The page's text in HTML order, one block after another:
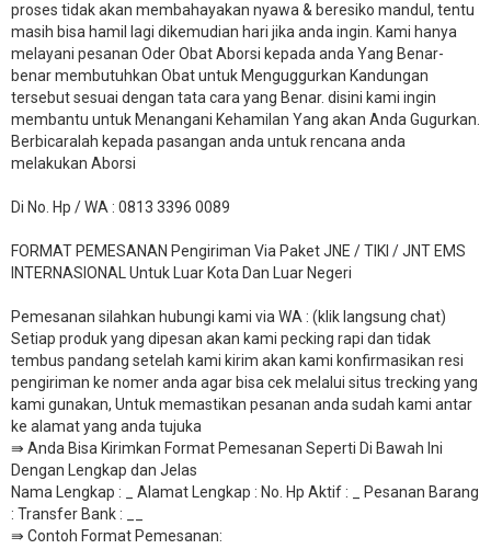
proses tidak akan membahayakan nyawa & beresiko mandul, tentu
masih bisa hamil lagi dikemudian hari jika anda ingin. Kami hanya
melayani pesanan Oder Obat Aborsi kepada anda Yang Benar-
benar membutuhkan Obat untuk Menguggurkan Kandungan
tersebut sesuai dengan tata cara yang Benar. disini kami ingin
membantu untuk Menangani Kehamilan Yang akan Anda Gugurkan.
Berbicaralah kepada pasangan anda untuk rencana anda
melakukan Aborsi
Di No. Hp / WA : 0813 3396 0089
FORMAT PEMESANAN Pengiriman Via Paket JNE / TIKI / JNT EMS
INTERNASIONAL Untuk Luar Kota Dan Luar Negeri
Pemesanan silahkan hubungi kami via WA : (klik langsung chat)
Setiap produk yang dipesan akan kami pecking rapi dan tidak
tembus pandang setelah kami kirim akan kami konfirmasikan resi
pengiriman ke nomer anda agar bisa cek melalui situs trecking yang
kami gunakan, Untuk memastikan pesanan anda sudah kami antar
ke alamat yang anda tujuka
⇛ Anda Bisa Kirimkan Format Pemesanan Seperti Di Bawah Ini
Dengan Lengkap dan Jelas
Nama Lengkap : _ Alamat Lengkap : No. Hp Aktif : _ Pesanan Barang
: Transfer Bank : __
​⇛ Contoh Format Pemesanan: